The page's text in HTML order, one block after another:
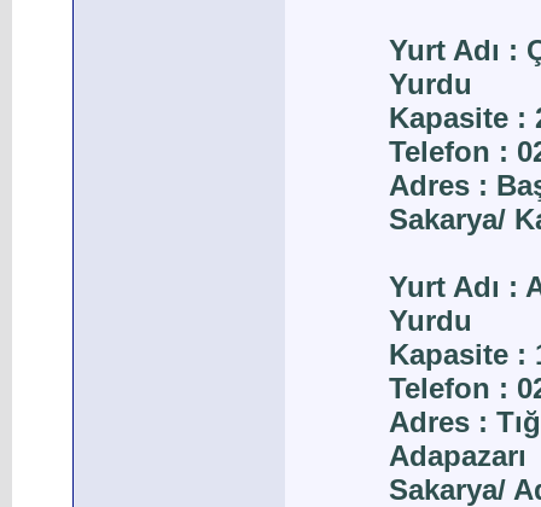
Yurt Adı :
Yurdu
Kapasite :
Telefon :
Adres :
Sakarya/
Yurt Adı :
Yurdu
Kapasite :
Telefon :
Adres :
Adapazarı
Sakarya/